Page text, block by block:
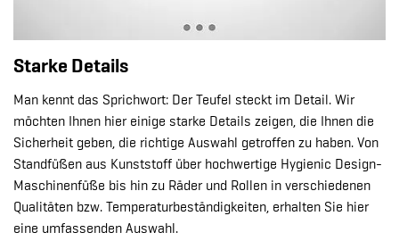
Starke Details
Man kennt das Sprichwort: Der Teufel steckt im Detail. Wir
möchten Ihnen hier einige starke Details zeigen, die Ihnen die
Sicherheit geben, die richtige Auswahl getroffen zu haben. Von
Standfüßen aus Kunststoff über hochwertige Hygienic Design-
Maschinenfüße bis hin zu Räder und Rollen in verschiedenen
Qualitäten bzw. Temperaturbeständigkeiten, erhalten Sie hier
eine umfassenden Auswahl.